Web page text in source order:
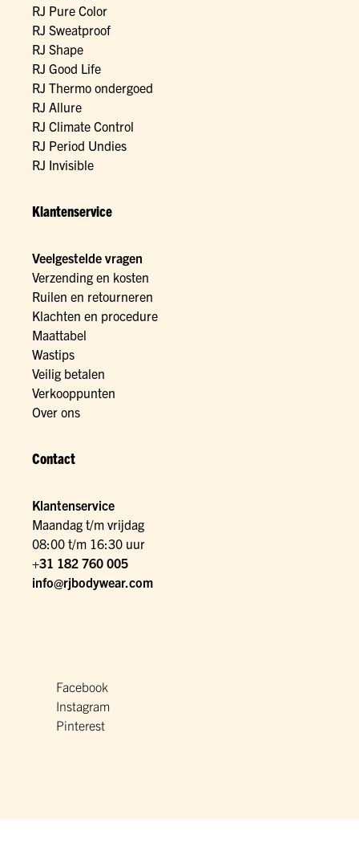
RJ Pure Color
RJ Sweatproof
RJ Shape
RJ Good Life
RJ Thermo ondergoed
RJ Allure
RJ Climate Control
RJ Period Undies
RJ Invisible
Klantenservice
Veelgestelde vragen
Verzending en kosten
Ruilen en retourneren
Klachten en procedure
Maattabel
Wastips
Veilig betalen
Verkooppunten
Over ons
Contact
Klantenservice
Maandag t/m vrijdag
08:00 t/m 16:30 uur
+31 182 760 005
info@rjbodywear.com
Facebook
Instagram
Pinterest